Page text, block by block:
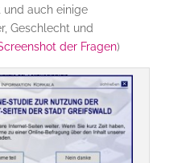
auch einige
Geschlecht und
der Fragen)